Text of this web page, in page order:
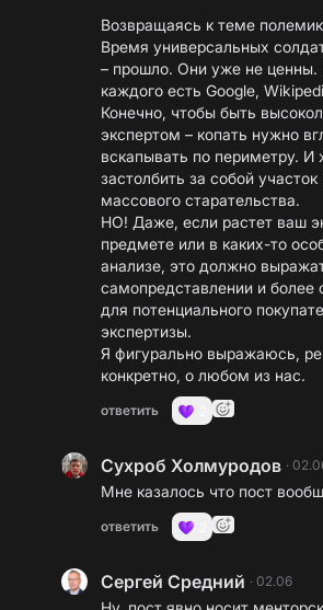
Возвращаясь к теме
Время универсальных
– прошло. Они уже не ценны.
каждого есть Google,
Конечно, чтобы быть
экспертом – копать нужно
вскапывать по периметру. И
застолбить за собой
массового старательства.
НО! Даже, если растет ваш
предмете или в каких-то
анализе, это должно
самопредставлении и более
для потенциального
экспертизы.
Я фигурально выражаюсь,
конкретно, о любом из нас.
ответить
Сухроб Холмуродов ·
Мне казалось что пост
ответить
Сергей Средний · 02.06